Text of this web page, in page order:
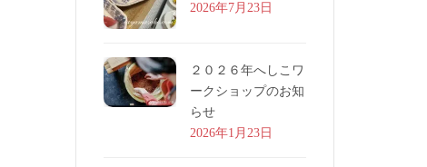
2026年7月23日
２０２６年へしこワ
ークショップのお知
らせ
2026年1月23日